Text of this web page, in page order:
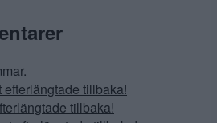
efterlängtade tillbaka!
tillbaka!